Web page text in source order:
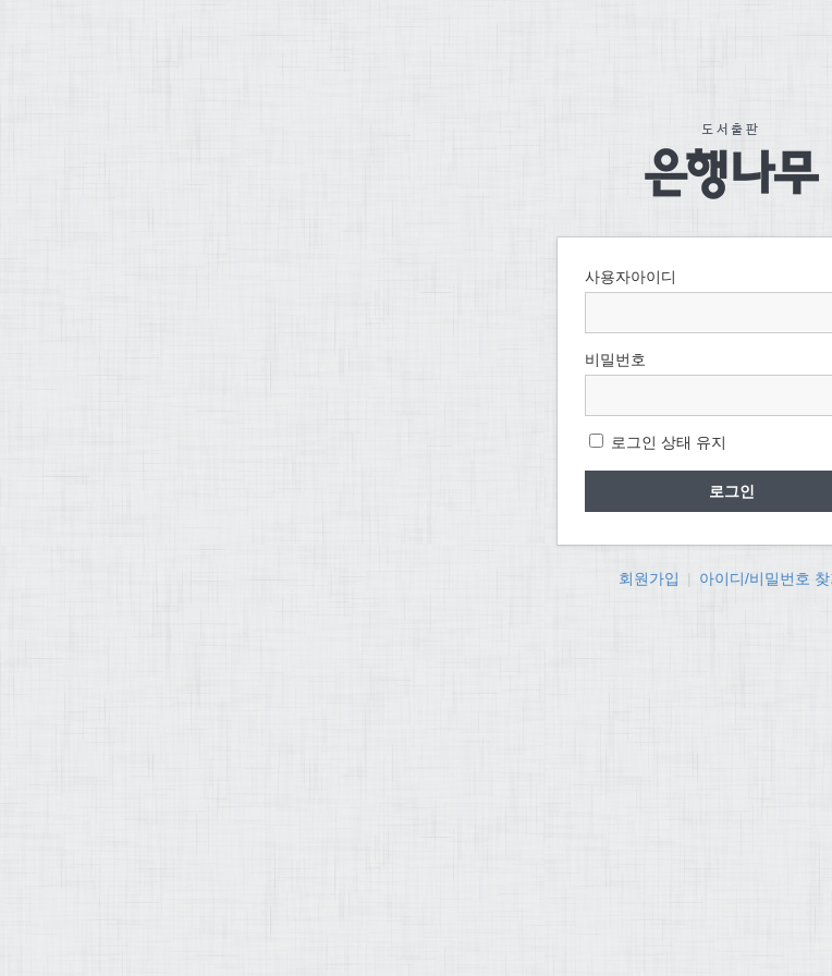
사용자아이디
비밀번호
로그인 상태 유지
회원가입 | 아이디/비밀번호 찾